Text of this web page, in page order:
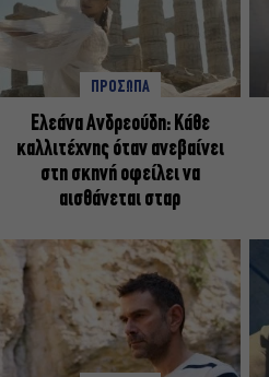
ΠΡΟΣΩΠΑ
Ελεάνα Ανδρεούδη: Κάθε
καλλιτέχνης όταν ανεβαίνει
στη σκηνή οφείλει να
αισθάνεται σταρ